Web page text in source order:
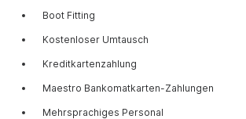
Boot Fitting
Kostenloser Umtausch
Kreditkartenzahlung
Maestro Bankomatkarten-Zahlungen
Mehrsprachiges Personal